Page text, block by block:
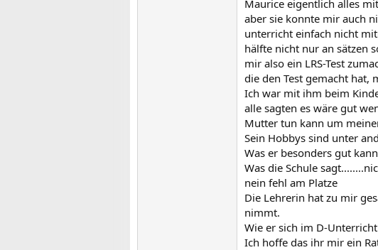
Maurice eigentlich alles
aber sie konnte mir auch
unterricht einfach nicht
hälfte nicht nur an sätzen
mir also ein LRS-Test
die den Test gemacht hat,
Ich war mit ihm beim
alle sagten es wäre gut
Mutter tun kann um
Sein Hobbys sind unter
Was er besonders gut
Was die Schule
nein fehl am Platze
Die Lehrerin hat zu mir
nimmt.
Wie er sich im D-
Ich hoffe das ihr mir ein